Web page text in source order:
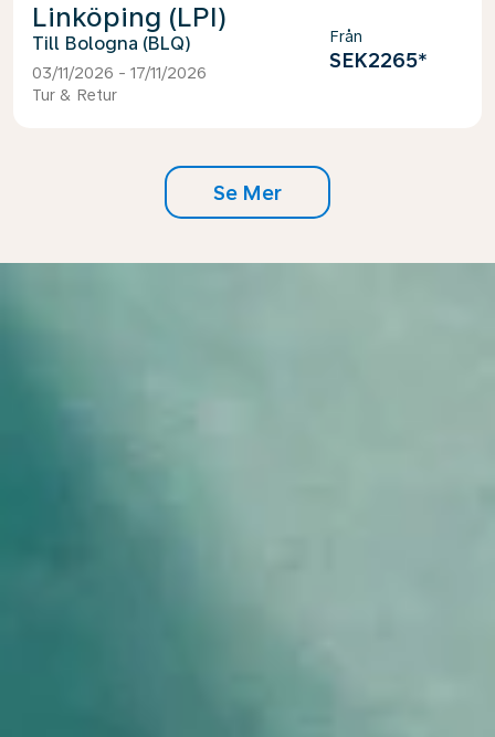
Linköping (LPI)
Bologna (BLQ)
03/11/2026 - 17/11/2026
Tur & Retur
Från
SEK2265*
Se Mer